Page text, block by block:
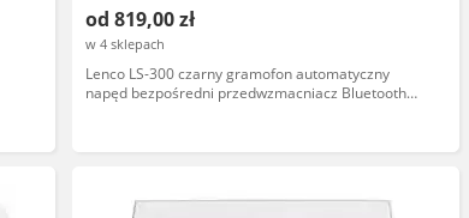
od 819,00 zł
w 4 sklepach
Lenco LS-300 czarny gramofon automatyczny
napęd bezpośredni przedwzmacniacz Bluetooth